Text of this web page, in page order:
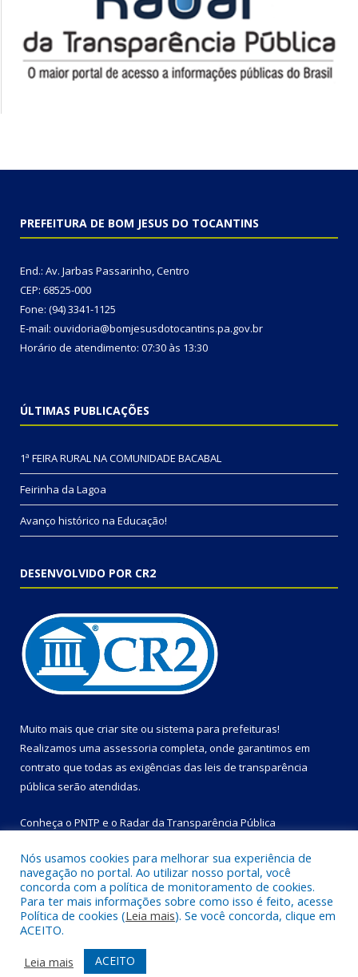
PREFEITURA DE BOM JESUS DO TOCANTINS
End.: Av. Jarbas Passarinho, Centro
CEP: 68525-000
Fone: (94) 3341-1125
E-mail: ouvidoria@bomjesusdotocantins.pa.gov.br
Horário de atendimento: 07:30 às 13:30
ÚLTIMAS PUBLICAÇÕES
1ª FEIRA RURAL NA COMUNIDADE BACABAL
Feirinha da Lagoa
Avanço histórico na Educação!
DESENVOLVIDO POR CR2
Muito mais que criar site ou sistema para prefeituras!
Realizamos uma assessoria completa, onde garantimos em
contrato que todas as exigências das leis de transparência
pública serão atendidas.
Conheça o PNTP e o Radar da Transparência Pública
Todos os direitos reservados a Prefeitura Municipal de Bom
Jesus do Tocantins.
Mapa do Site
Acessar Área Administrativa
Nós usamos cookies para melhorar sua experiência de
navegação no portal. Ao utilizar nosso portal, você
concorda com a política de monitoramento de cookies.
Para ter mais informações sobre como isso é feito, acesse
Política de cookies (Leia mais). Se você concorda, clique em
ACEITO.
Leia mais
ACEITO